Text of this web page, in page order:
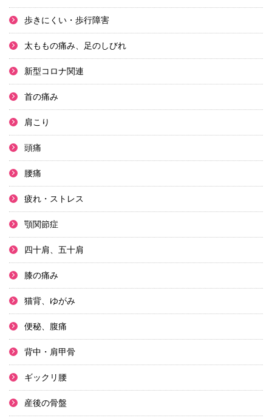
歩きにくい・歩行障害
太ももの痛み、足のしびれ
新型コロナ関連
首の痛み
肩こり
頭痛
腰痛
疲れ・ストレス
顎関節症
四十肩、五十肩
膝の痛み
猫背、ゆがみ
便秘、腹痛
背中・肩甲骨
ギックリ腰
産後の骨盤